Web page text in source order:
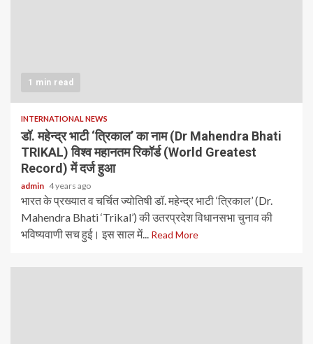
1 min read
INTERNATIONAL NEWS
डॉ. महेन्द्र भाटी ‘त्रिकाल’ का नाम (Dr Mahendra Bhati
TRIKAL) विश्व महानतम रिकॉर्ड (World Greatest
Record) में दर्ज हुआ
admin 4 years ago
भारत के प्रख्यात व चर्चित ज्योतिषी डॉ. महेन्द्र भाटी ‘त्रिकाल’ (Dr.
Mahendra Bhati ‘Trikal’) की उतरप्रदेश विधानसभा चुनाव की
भविष्यवाणी सच हुई। इस साल में... Read More